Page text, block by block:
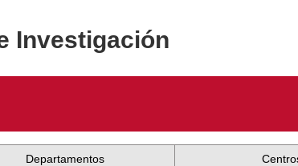
Investigación
Departamentos